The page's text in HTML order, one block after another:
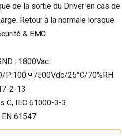
de la sortie du Driver en cas de
Retour à la normale lorsque
& EMC
: 1800Vac
P:100/500Vdc/25°C/70%RH
2-13
C, IEC 61000-3-3
61547